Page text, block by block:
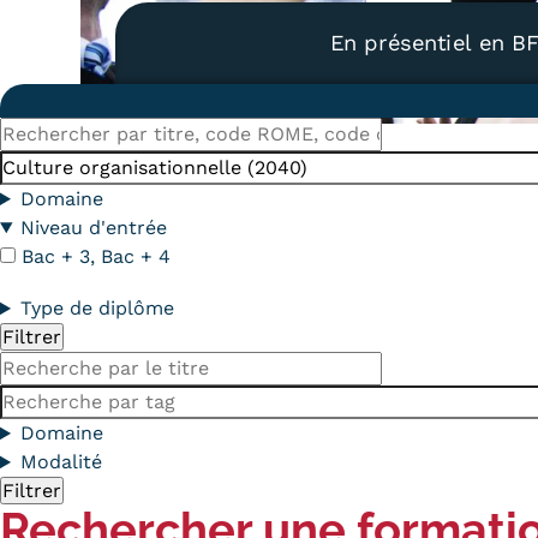
Quoi de neuf au Cnam BFC?
Actualités
Agenda
Revue de presse
Contact
Contacts services
Formulaire de contact
Menu
Mentions
Mentions légales
En présentiel en
Rechercher
par
titre,
code
ROME,
du
diplôme
Mots-
clésDomaine
Niveau d'entrée
Bac + 3, Bac + 4
Type de diplôme
Titre
Mots-
clésDomaine
Modalité